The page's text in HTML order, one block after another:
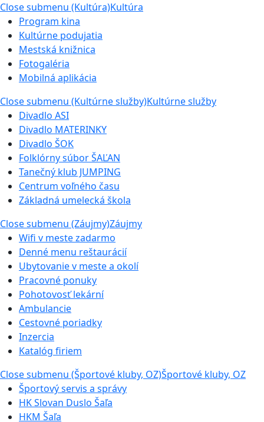
Close submenu (Kultúra)Kultúra
Program kina
Kultúrne podujatia
Mestská knižnica
Fotogaléria
Mobilná aplikácia
Close submenu (Kultúrne služby)Kultúrne služby
Divadlo ASI
Divadlo MATERINKY
Divadlo ŠOK
Folklórny súbor ŠAĽAN
Tanečný klub JUMPING
Centrum voľného času
Základná umelecká škola
Close submenu (Záujmy)Záujmy
Wifi v meste zadarmo
Denné menu reštaurácií
Ubytovanie v meste a okolí
Pracovné ponuky
Pohotovosť lekární
Ambulancie
Cestovné poriadky
Inzercia
Katalóg firiem
Close submenu (Športové kluby, OZ)Športové kluby, OZ
Športový servis a správy
HK Slovan Duslo Šaľa
HKM Šaľa